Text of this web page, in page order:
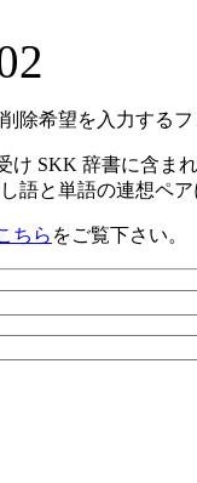
除希望を入力する
け SKK 辞書に含ま
語と単語の連想ペ
ちら をご覧下さい。